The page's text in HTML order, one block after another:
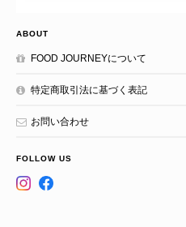
ABOUT
FOOD JOURNEYについて
特定商取引法に基づく表記
お問い合わせ
FOLLOW US